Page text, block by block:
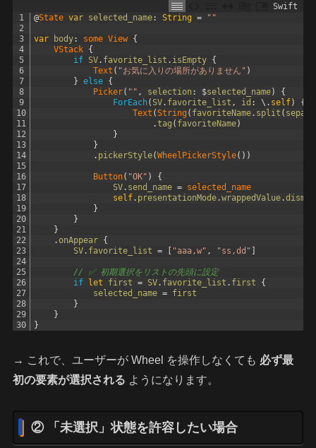
Swift
1
2
3
4
5
6
7
8
9
10
11
12
13
14
15
16
17
18
19
20
21
22
23
24
25
26
27
28
29
30
@State var selected_name : String = ""
var body : some View {
VStack {
if SV . favorite_list . isEmpty {
Text ( "お気に入りの場所がありません" )
} else {
Picker( "" , selection : $selected_name)
{
ForEach( SV . favorite_list , id : \ . self) {
Text (String ( favoriteName . split (
.tag ( favoriteName)
}
}
. pickerStyle(WheelPickerStyle( ) )
Button( "OK" )
{
SV . send_name = selected_name
self . presentationMode .wrappedValue .
}
}
}
. onAppear {
SV . favorite_list = [ "aaa,w" , "ss,dd" ]
// ✅ 初期選択をリストの先頭に設定
if let first = SV . favorite_list . first
{
selected_name = first
}
}
}
→ これで、ユーザーが Wheel を操作しなくても 必ず最
初の要素が選択される ようになります。
② 「未選択」状態を許容したい場合